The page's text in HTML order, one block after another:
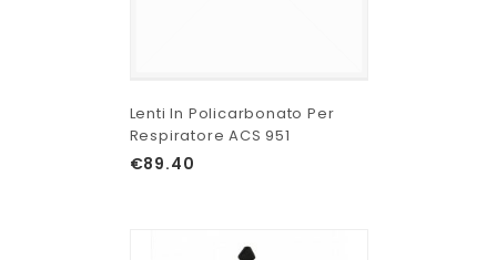
Lenti In Policarbonato Per
Respiratore ACS 951
€89.40